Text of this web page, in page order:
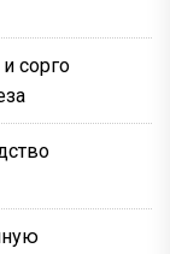
сорго